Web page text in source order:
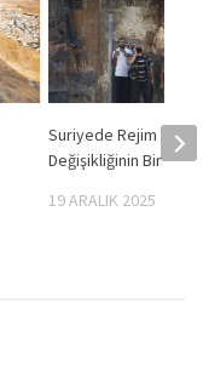
Suriyede Rejim
Değişikliğinin Bir Yılı
19 ARALIK 2025